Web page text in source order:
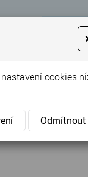
a plot
cookies
Odmítnout